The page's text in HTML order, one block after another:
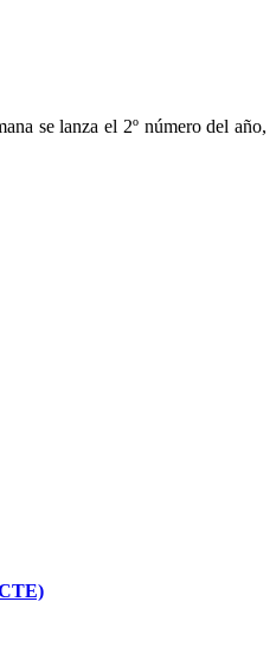
se lanza el 2º número del año,